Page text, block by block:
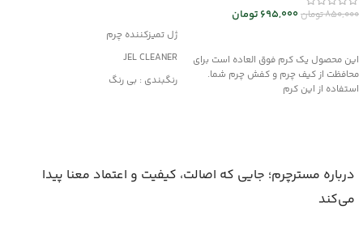
850,000تومان695,000 تومان
این محصول یک کرم فوق العاده است برای
محافظت از کیف چرم و کفش چرم شما.
استفاده از این کرم
ژل تمیزکننده چرم
JEL CLEANER
رنگبندی : بی رنگ
درباره مسترچرم؛ جایی که اصالت، کیفیت و اعتماد معنا پیدا
می‌کند